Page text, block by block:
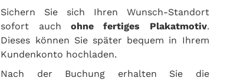
Sichern Sie sich Ihren Wunsch-Standort
sofort auch ohne fertiges Plakatmotiv.
Dieses können Sie später bequem in Ihrem
Kundenkonto hochladen.
Nach der Buchung erhalten Sie die